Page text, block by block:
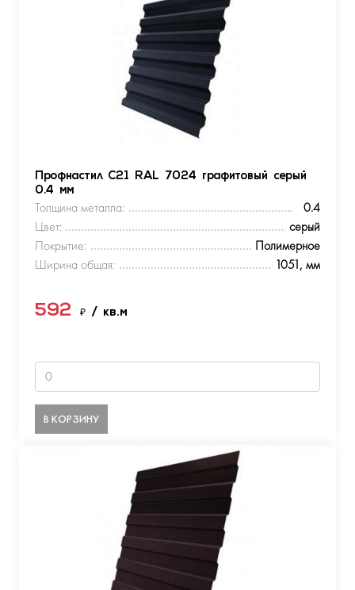
Профнастил С21 RAL 7024 графитовый серый
0.4 мм
Толщина металла:
0.4
Цвет:
серый
Покрытие:
Полимерное
Ширина общая:
1051, мм
592 ₽ / кв.м
В КОРЗИНУ